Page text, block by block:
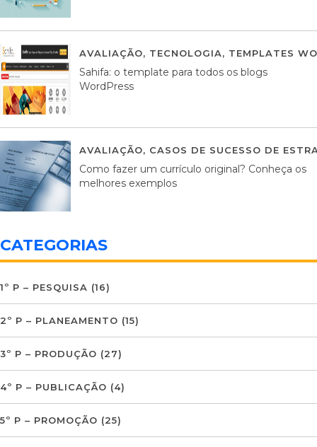
AVALIAÇÃO, TECNOLOGIA, TEMPLATES
Sahifa: o template para todos os blogs
WordPress
AVALIAÇÃO, CASOS DE SUCESSO DE
Como fazer um currículo original? Conheça os
melhores exemplos
CATEGORIAS
1º P – PESQUISA (16)
2º P – PLANEAMENTO (15)
3º P – PRODUÇÃO (27)
4º P – PUBLICAÇÃO (4)
5º P – PROMOÇÃO (25)